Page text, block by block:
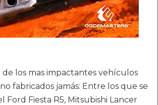
de los mas impactantes vehículos
fabricados jamás: Entre los que se
Ford Fiesta R5, Mitsubishi Lancer